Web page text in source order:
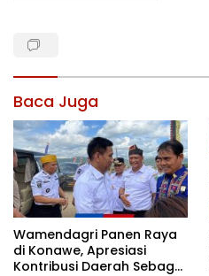
Baca Juga
Wamendagri Panen Raya
di Konawe, Apresiasi
Kontribusi Daerah Sebagai